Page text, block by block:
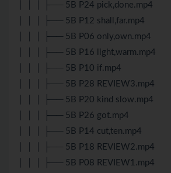
│ │ │ ├── 5B P24 pick,done.mp4
│ │ │ ├── 5B P12 shall,far.mp4
│ │ │ ├── 5B P06 only,own.mp4
│ │ │ ├── 5B P16 light,warm.mp4
│ │ │ ├── 5B P10 if.mp4
│ │ │ ├── 5B P28 REVIEW3.mp4
│ │ │ ├── 5B P20 kind slow.mp4
│ │ │ ├── 5B P26 got.mp4
│ │ │ ├── 5B P14 cut,ten.mp4
│ │ │ ├── 5B P18 REVIEW2.mp4
│ │ │ ├── 5B P08 REVIEW1.mp4